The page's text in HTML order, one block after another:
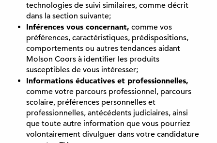
technologies de suivi similaires, comme décrit
dans la section suivante;
Inférences vous concernant, comme vos
préférences, caractéristiques, prédispositions,
comportements ou autres tendances aidant
Molson Coors à identifier les produits
susceptibles de vous intéresser;
Informations éducatives et professionnelles,
comme votre parcours professionnel, parcours
scolaire, préférences personnelles et
professionnelles, antécédents judiciaires, ainsi
que toute autre information que vous pourriez
volontairement divulguer dans votre candidature